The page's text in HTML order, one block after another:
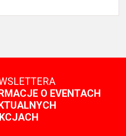
O EVENTACH